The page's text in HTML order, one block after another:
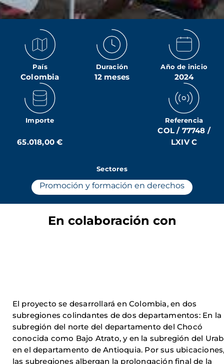
País
Colombia
Duración
12 meses
Año de inicio
2024
Importe
65.018,00 €
Referencia
COL / 77748 /
LXIV C
Sectores
Promoción y formación en derechos
En colaboración con
El proyecto se desarrollará en Colombia, en dos
subregiones colindantes de dos departamentos: En la
subregión del norte del departamento del Chocó
conocida como Bajo Atrato, y en la subregión del
en el departamento de Antioquia. Por sus
las subregiones albergan la prolongación final de la